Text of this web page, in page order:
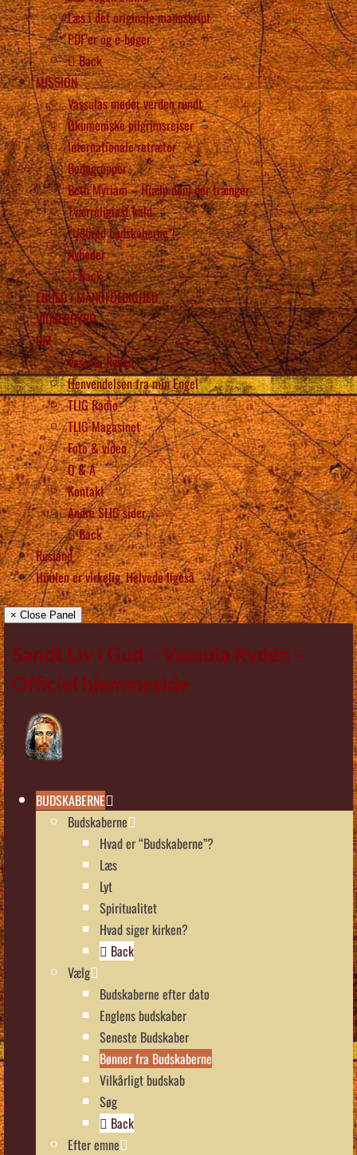
Læs i det originale manuskript
PDF’er og e-bøger
Back
MISSION
Vassulas møder verden rundt
Økumeniske pilgrimsrejser
Internationale retræter
Bedegrupper
Beth Myriam – Hjælp dem der trænger
Tværreligiøst kald
“Udbred budskaberne”!
Nyheder
Back
ENHED i MANGFOLDIGHED
VIDNESBYRD
OM
Vassula Rydén
Henvendelsen fra min Engel
TLIG Radio
TLIG Magasinet
Foto & video
Q & A
Kontakt
Andre SLIG sider
Back
Rusland
Himlen er virkelig, Helvede ligeså
× Close Panel
Sandt Liv i Gud – Vassula Rydén –
Officiel hjemmeside
BUDSKABERNE
Budskaberne
Hvad er “Budskaberne”?
Læs
Lyt
Spiritualitet
Hvad siger kirken?
Back
Vælg
Budskaberne efter dato
Englens budskaber
Seneste Budskaber
Bønner fra Budskaberne
Vilkårligt budskab
Søg
Back
Efter emne